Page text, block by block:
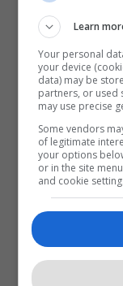
Learn
Your personal
your device
data) may be
partners, or used
may use precise
Some vendors
of legitimate
your options
or in the site
and cookie